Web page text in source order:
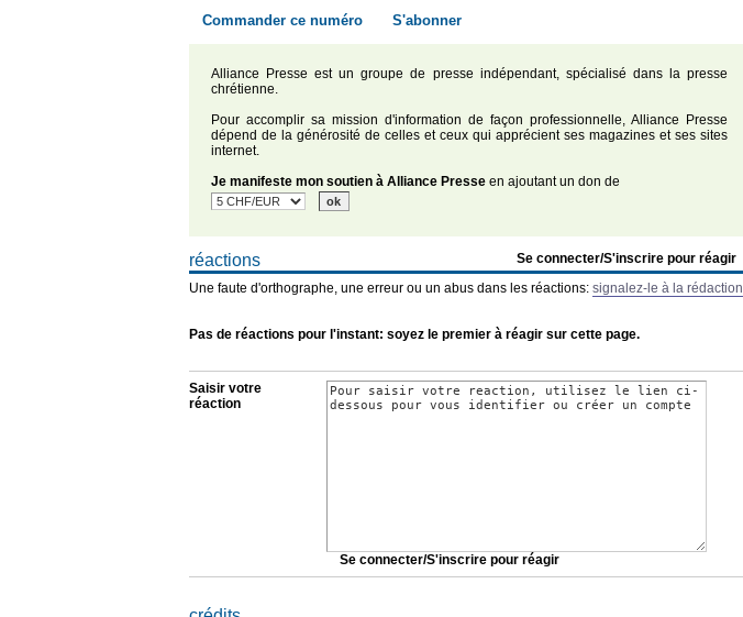
Commander ce numéro S'abonner
Alliance Presse est un groupe de presse indépendant, spécialisé dans la presse
chrétienne.
Pour accomplir sa mission d'information de façon professionnelle, Alliance Presse
dépend de la générosité de celles et ceux qui apprécient ses magazines et ses sites
internet.
Je manifeste mon soutien à Alliance Presse en ajoutant un don de
Se connecter/S'inscrire pour réagir
réactions
Une faute d'orthographe, une erreur ou un abus dans les réactions: signalez-le à la rédaction
Pas de réactions pour l'instant: soyez le premier à réagir sur cette page.
Saisir votre
réaction
Se connecter/S'inscrire pour réagir